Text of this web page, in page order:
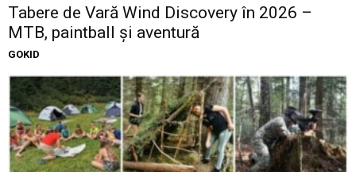
Tabere de Vară Wind Discovery în 2026 –
MTB, paintball și aventură
GOKID